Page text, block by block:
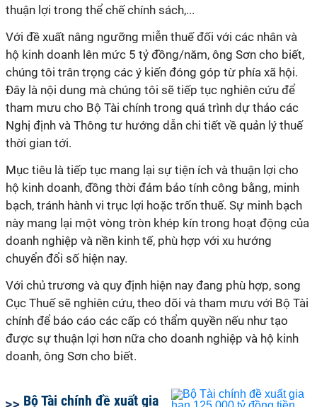
thuận lợi trong thể chế chính sách,...
Với đề xuất nâng ngưỡng miễn thuế đối với các nhân và
hộ kinh doanh lên mức 5 tỷ đồng/năm, ông Sơn cho biết,
chúng tôi trân trọng các ý kiến đóng góp từ phía xã hội.
Đây là nội dung mà chúng tôi sẽ tiếp tục nghiên cứu để
tham mưu cho Bộ Tài chính trong quá trình dự thảo các
Nghị định và Thông tư hướng dẫn chi tiết về quản lý thuế
thời gian tới.
Mục tiêu là tiếp tục mang lại sự tiện ích và thuận lợi cho
hộ kinh doanh, đồng thời đảm bảo tính công bằng, minh
bạch, tránh hành vi trục lợi hoặc trốn thuế. Sự minh bạch
này mang lại một vòng tròn khép kín trong hoạt động của
doanh nghiệp và nền kinh tế, phù hợp với xu hướng
chuyển đổi số hiện nay.
Với chủ trương và quy định hiện nay đang phù hợp, song
Cục Thuế sẽ nghiên cứu, theo dõi và tham mưu với Bộ Tài
chính để báo cáo các cấp có thẩm quyền nếu như tạo
được sự thuận lợi hơn nữa cho doanh nghiệp và hộ kinh
doanh, ông Sơn cho biết.
Bộ Tài chính đề xuất gia